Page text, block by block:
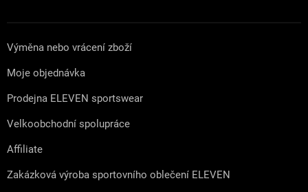
Výměna nebo vrácení zboží
Moje objednávka
Prodejna ELEVEN sportswear
Velkoobchodní spolupráce
Affiliate
Zakázková výroba sportovního oblečení ELEVEN